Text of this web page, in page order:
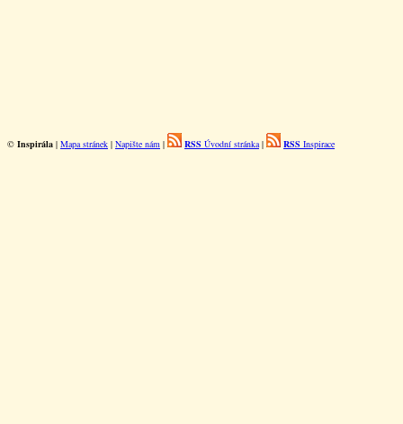
© Inspirála | Mapa stránek | Napište nám | RSS Úvodní stránka| RSS Inspirace